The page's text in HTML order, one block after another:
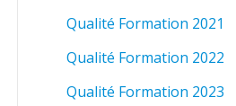
Qualité Formation 2021
Qualité Formation 2022
Qualité Formation 2023